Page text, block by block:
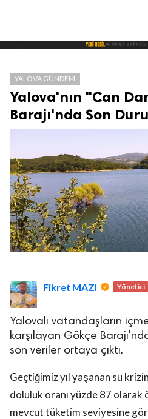
Saklıdır.
YALOVA GÜNDEM
Yalova'nın "Can
Barajı'nda Son
Fikret MAZI Yönetici
Yalovalı vatandaşların
karşılayan Gökçe
son veriler ortaya çıktı.
Geçtiğimiz yıl yaşanan su
doluluk oranı yüzde 87
mevcut tüketim seviyesine